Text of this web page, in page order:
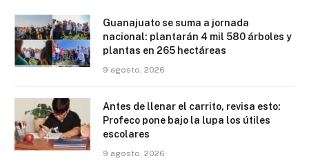
Guanajuato se suma a jornada
nacional: plantarán 4 mil 580 árboles y
plantas en 265 hectáreas
9 agosto, 2026
Antes de llenar el carrito, revisa esto:
Profeco pone bajo la lupa los útiles
escolares
9 agosto, 2026